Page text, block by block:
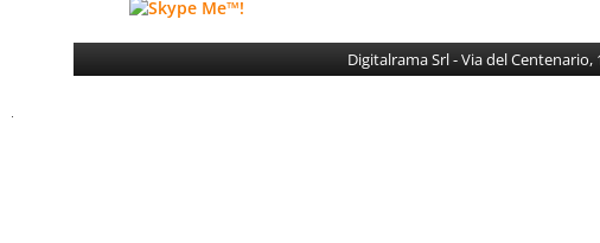
Digitalrama Srl - Via del Centenario,